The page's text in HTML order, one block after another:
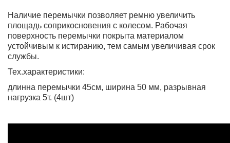
Наличие перемычки позволяет ремню увеличить
площадь соприкосновения с колесом. Рабочая
поверхность перемычки покрыта материалом
устойчивым к истиранию, тем самым увеличивая срок
службы.
Тех.характеристики:
длинна перемычки 45см, ширина 50 мм, разрывная
нагрузка 5т. (4шт)